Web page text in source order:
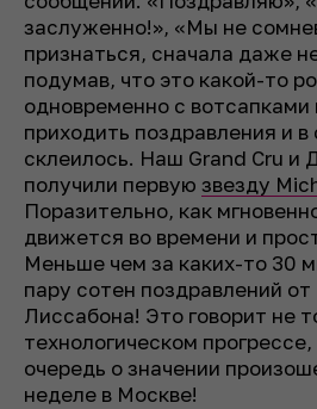
заслуженно!», «Мы не
признаться, сначала даже
подумав, что это какой-то
одновременно с вотсапками
приходить поздравления и
склеилось. Наш Grand Cru и
получили первую звезду
Поразительно, как
движется во времени и
Меньше чем за каких-то 30
пару сотен поздравлений
Лиссабона! Это говорит не
технологическом
очередь о значении
неделе в Москве!